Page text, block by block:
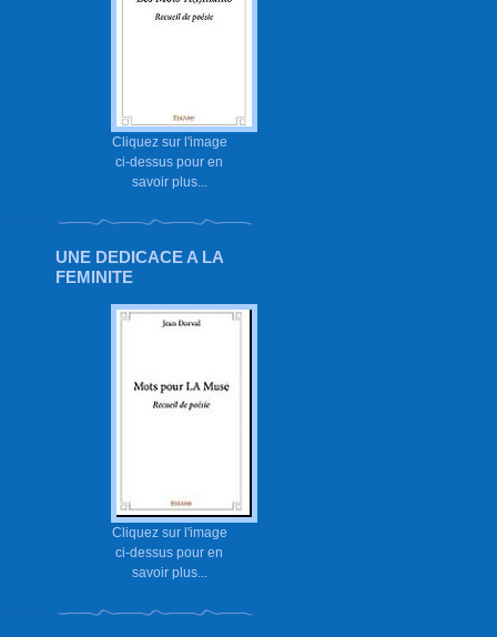
Cliquez sur l'image
ci-dessus pour en
savoir plus...
UNE DEDICACE A LA
FEMINITE
Cliquez sur l'image
ci-dessus pour en
savoir plus...